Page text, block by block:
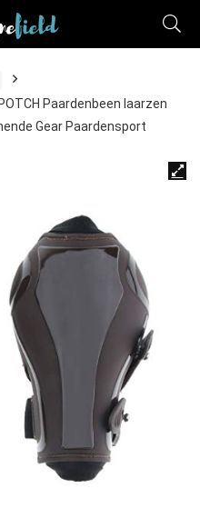
IPOTCH Paardenbeen laarzen
Gear Paardensport